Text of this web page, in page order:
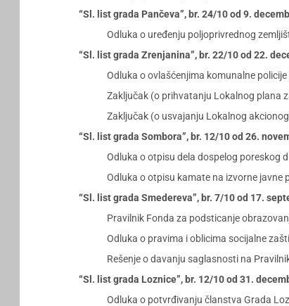
“Sl. list grada Pančeva”, br. 24/10 od 9.
Odluka o uređenju poljoprivrednog
“Sl. list grada Zrenjanina”, br. 22/10 od 22.
Odluka o ovlašćenjima komunalne
Zaključak (o prihvatanju Lokalnog plana
Zaključak (o usvajanju Lokalnog
“Sl. list grada Sombora”, br. 12/10 od 26.
Odluka o otpisu dela dospelog poreskog
Odluka o otpisu kamate na izvorne
“Sl. list grada Smedereva”, br. 7/10 od 17.
Pravilnik Fonda za podsticanje
Odluka o pravima i oblicima socijalne
Rešenje o davanju saglasnosti na
“Sl. list grada Loznice”, br. 12/10 od 31.
Odluka o potvrđivanju članstva Grada